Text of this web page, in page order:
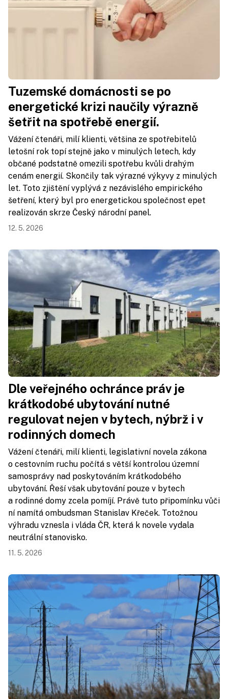
Tuzemské domácnosti se po
energetické krizi naučily výrazně
šetřit na spotřebě energií.
Vážení čtenáři, milí klienti, většina ze spotřebitelů
letošní rok topí stejně jako v minulých letech, kdy
občané podstatně omezili spotřebu kvůli drahým
cenám energií. Skončily tak výrazné výkyvy z minulých
let. Toto zjištění vyplývá z nezávislého empirického
šetření, který byl pro energetickou společnost epet
realizován skrze Český národní panel.
12. 5. 2026
Dle veřejného ochránce práv je
krátkodobé ubytování nutné
regulovat nejen v bytech, nýbrž i v
rodinných domech
Vážení čtenáři, milí klienti, legislativní novela zákona
o cestovním ruchu počítá s větší kontrolou územní
samosprávy nad poskytováním krátkodobého
ubytování. Řeší však ubytování pouze v bytech
a rodinné domy zcela pomíjí. Právě tuto připomínku vůči
ní namítá ombudsman Stanislav Křeček. Totožnou
výhradu vznesla i vláda ČR, která k novele vydala
neutrální stanovisko.
11. 5. 2026